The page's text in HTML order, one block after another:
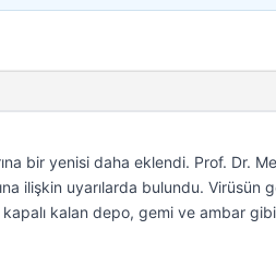
bir yenisi daha eklendi. Prof. Dr.
ilişkin uyarılarda bulundu. Virüsün
kalan depo, gemi ve ambar